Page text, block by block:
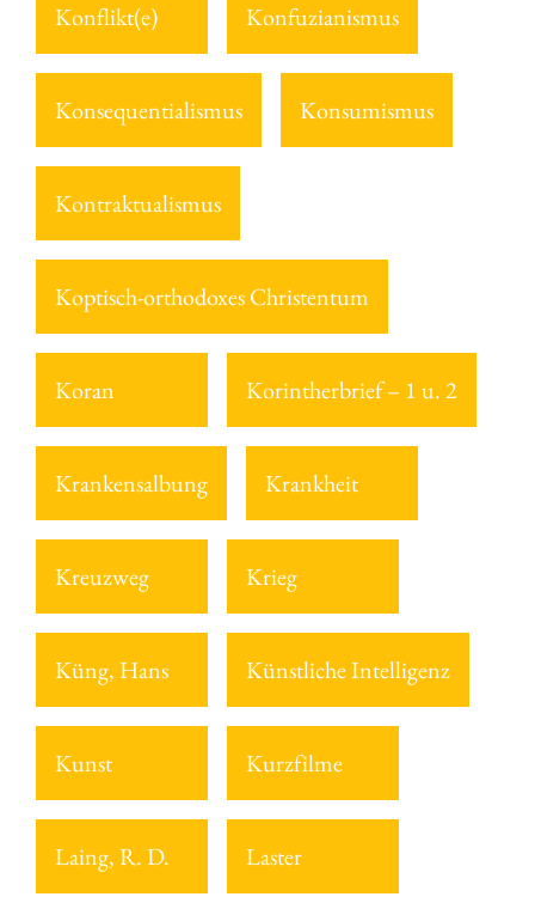
Konflikt(e) Konfuzianismus
Konsequentialismus Konsumismus
Kontraktualismus
Koptisch-orthodoxes Christentum
Koran Korintherbrief – 1 u. 2
Krankensalbung Krankheit
Kreuzweg Krieg
Küng, Hans Künstliche Intelligenz
Kunst Kurzfilme
Laing, R. D. Laster